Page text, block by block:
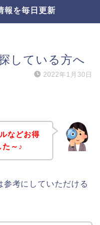
報を毎日更新
している方へ
2022年1月30日
などお得
～♪
考にしていただける